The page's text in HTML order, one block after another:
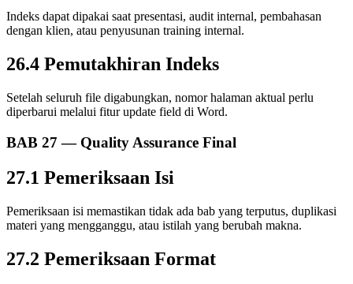
Indeks dapat dipakai saat presentasi, audit internal, pembahasan
dengan klien, atau penyusunan training internal.
26.4 Pemutakhiran Indeks
Setelah seluruh file digabungkan, nomor halaman aktual perlu
diperbarui melalui fitur update field di Word.
BAB 27 — Quality Assurance Final
27.1 Pemeriksaan Isi
Pemeriksaan isi memastikan tidak ada bab yang terputus, duplikasi
materi yang mengganggu, atau istilah yang berubah makna.
27.2 Pemeriksaan Format